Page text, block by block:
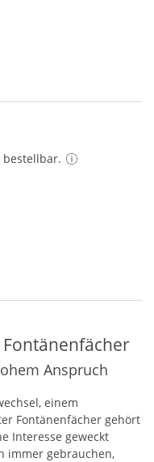
Fontänenfächer
Anspruch
einem
Fontänenfächer gehört
Interesse geweckt
immer gebrauchen,